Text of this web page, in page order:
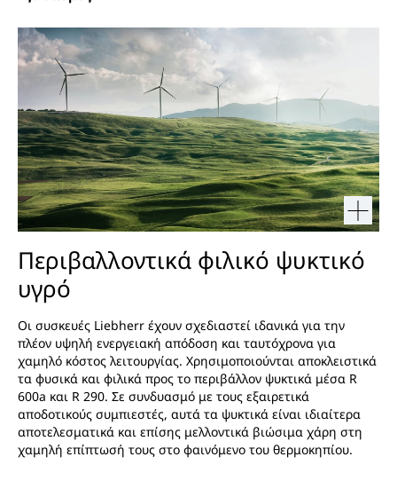
Περιβαλλοντικά φιλικό ψυκτικό
υγρό
Οι συσκευές Liebherr έχουν σχεδιαστεί ιδανικά για την
πλέον υψηλή ενεργειακή απόδοση και ταυτόχρονα για
χαμηλό κόστος λειτουργίας. Χρησιμοποιούνται αποκλειστικά
τα φυσικά και φιλικά προς το περιβάλλον ψυκτικά μέσα R
600a και R 290. Σε συνδυασμό με τους εξαιρετικά
αποδοτικούς συμπιεστές, αυτά τα ψυκτικά είναι ιδιαίτερα
αποτελεσματικά και επίσης μελλοντικά βιώσιμα χάρη στη
χαμηλή επίπτωσή τους στο φαινόμενο του θερμοκηπίου.